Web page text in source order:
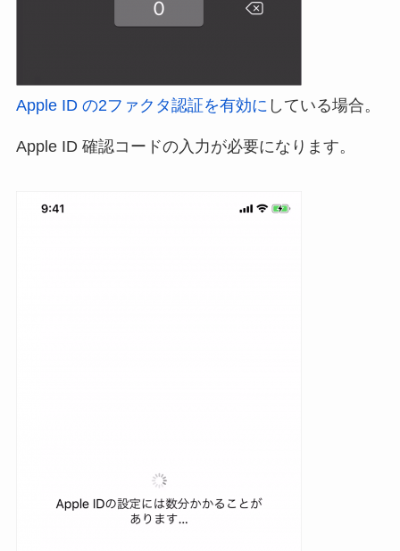
Apple ID の2ファクタ認証を有効に している場合。
Apple ID 確認コードの入力が必要になります。